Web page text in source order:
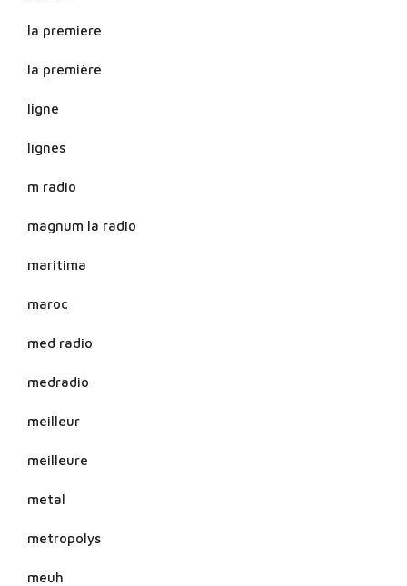
la premiere
la première
ligne
lignes
m radio
magnum la radio
maritima
maroc
med radio
medradio
meilleur
meilleure
metal
metropolys
meuh